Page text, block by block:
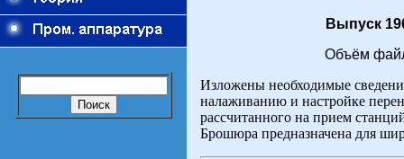
Выпуск
Объём
Изложены необходимые
налаживанию и настройке
рассчитанного на прием
Брошюра предназначена для